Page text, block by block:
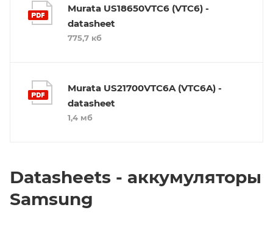
Murata US18650VTC6 (VTC6) -
datasheet
775,7 кб
Murata US21700VTC6A (VTC6A) -
datasheet
1,4 мб
Datasheets - аккумуляторы
Samsung